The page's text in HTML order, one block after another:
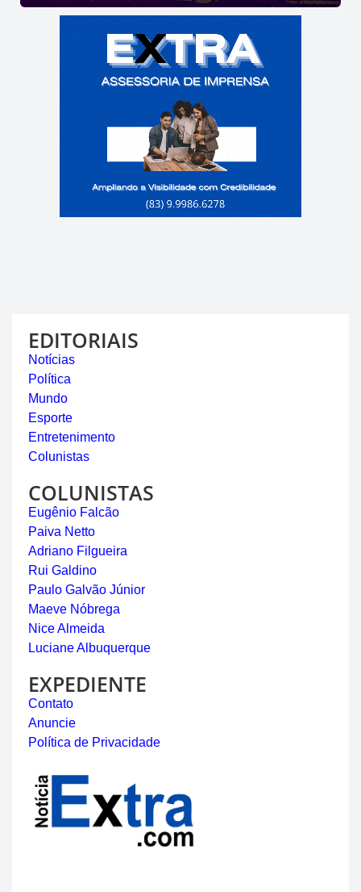
EDITORIAIS
Notícias
Política
Mundo
Esporte
Entretenimento
Colunistas
COLUNISTAS
Eugênio Falcão
Paiva Netto
Adriano Filgueira
Rui Galdino
Paulo Galvão Júnior
Maeve Nóbrega
Nice Almeida
Luciane Albuquerque
EXPEDIENTE
Contato
Anuncie
Política de Privacidade